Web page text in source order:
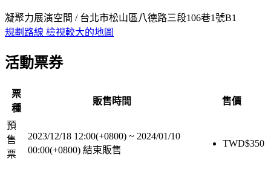
凝聚力展演空間 / 台北市松山區八德路三段106巷1號B1
規劃路線 檢視較大的地圖
活動票券
票
種
販售時間 售價
預
售
票
2023/12/18 12:00(+0800) ~ 2024/01/10
00:00(+0800) 結束販售
TWD$350